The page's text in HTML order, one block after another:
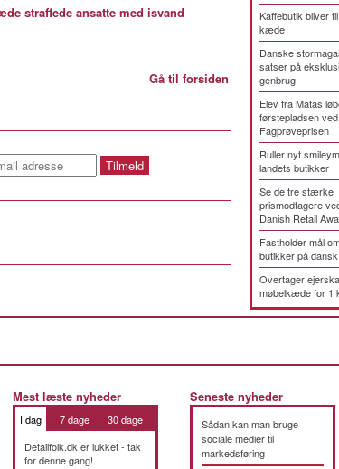
straffede ansatte med isvand
Gå til forsiden
Kaffebutik bliver
kæde
Danske
satser på
genbrug
Elev fra Matas
førstepladsen ved
Fagprøveprisen
Ruller nyt
landets butikker
Se de tre stærke
prismodtagere
Danish Retail
Fastholder mål
butikker på
Overtager
møbelkæde for 1
Mest læste nyheder
I dag 7 dage
30 dage
Detailfolk.dk er lukket - tak
for denne gang!
Seneste nyheder
Sådan kan man bruge
sociale medier til
markedsføring